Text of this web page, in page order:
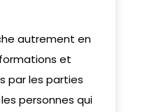
autrement en
et
par les parties
personnes qui